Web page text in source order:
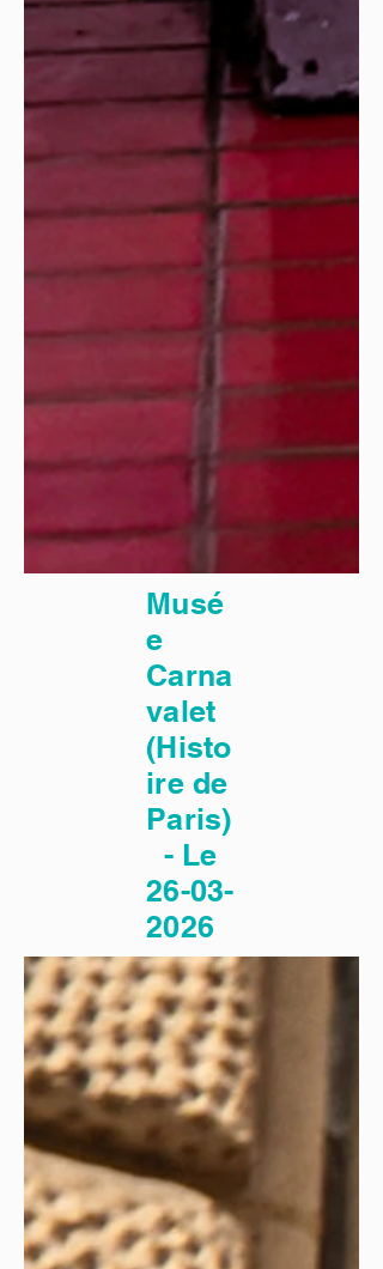
Musé
e
Carna
valet
(Histo
ire de
Paris)
- Le
26-03-
2026